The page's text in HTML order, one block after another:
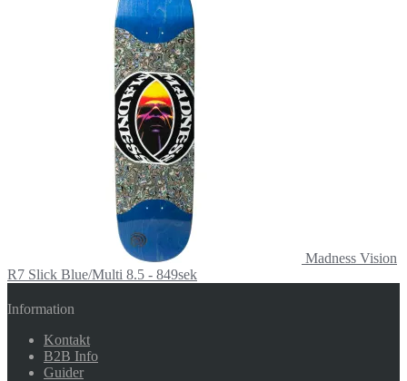
Madness Vision
R7 Slick Blue/Multi 8.5 - 849sek
Information
Kontakt
B2B Info
Guider